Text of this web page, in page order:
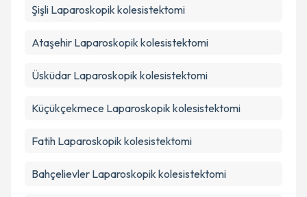
Şişli Laparoskopik kolesistektomi
Ataşehir Laparoskopik kolesistektomi
Üsküdar Laparoskopik kolesistektomi
Küçükçekmece Laparoskopik kolesistektomi
Fatih Laparoskopik kolesistektomi
Bahçelievler Laparoskopik kolesistektomi